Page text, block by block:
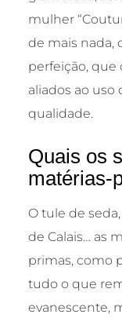
mulher
de mais nada,
perfeição, que
aliados ao uso
qualidade.
Quais os
matérias-
O tule de
de Calais… as
primas, como
tudo o que
evanescente,